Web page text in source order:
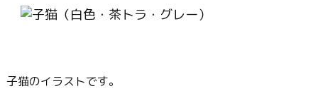
子猫のイラストです。